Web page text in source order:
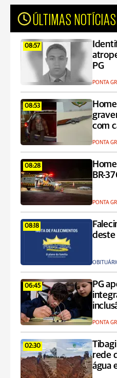
ÚLTIMAS NOTÍCIAS
08:57
PG
PONTA
08:53
com
PONTA
08:28
BR-
PONTA
08:18
deste
06:45
PG
PONTA
02:30
rede
água